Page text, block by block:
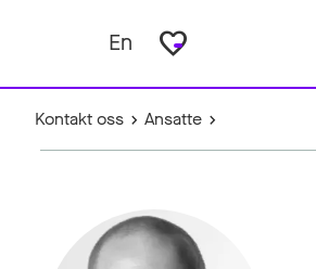
En favorite_border
Kontakt oss Ansatte